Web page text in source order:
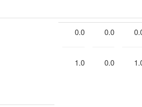
0.0
1.0
0.0
0.0